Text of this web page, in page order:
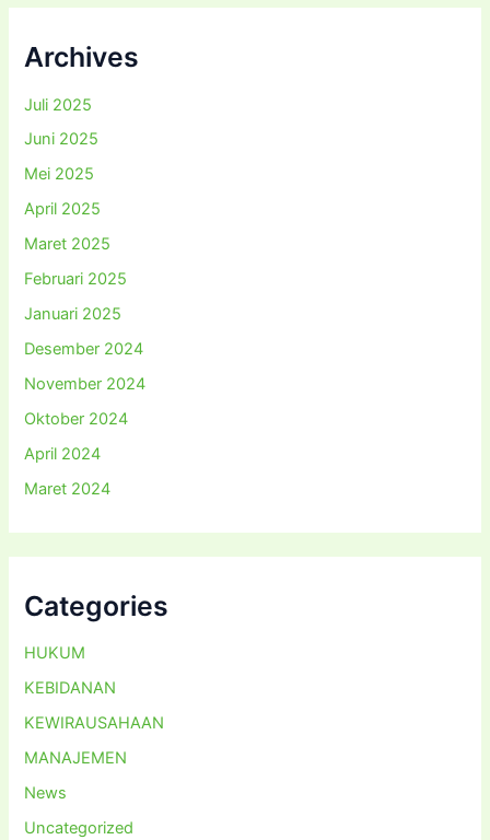
Archives
Juli 2025
Juni 2025
Mei 2025
April 2025
Maret 2025
Februari 2025
Januari 2025
Desember 2024
November 2024
Oktober 2024
April 2024
Maret 2024
Categories
HUKUM
KEBIDANAN
KEWIRAUSAHAAN
MANAJEMEN
News
Uncategorized